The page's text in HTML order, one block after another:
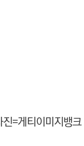
=게티이미지뱅크